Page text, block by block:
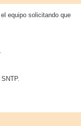
equipo solicitando que